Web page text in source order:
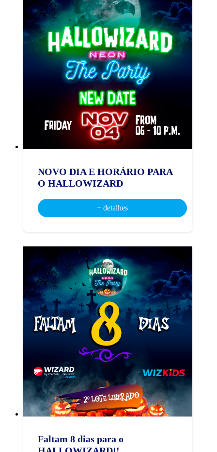
NOVO DIA E HORÁRIO PARA
O HALLOWIZARD
+ detalhes
Faltam 8 dias para o